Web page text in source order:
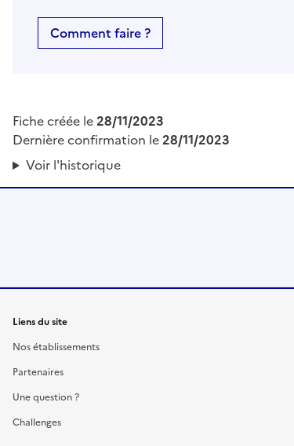
Comment faire ?
Fiche créée le28/11/2023
Dernière confirmation le28/11/2023
Voir l'historique
Liens du site
Nos établissements
Partenaires
Une question ?
Challenges